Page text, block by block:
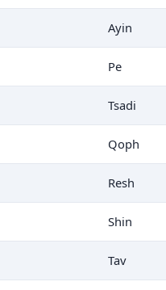
Ayin
Pe
Tsadi
Qoph
Resh
Shin
Tav